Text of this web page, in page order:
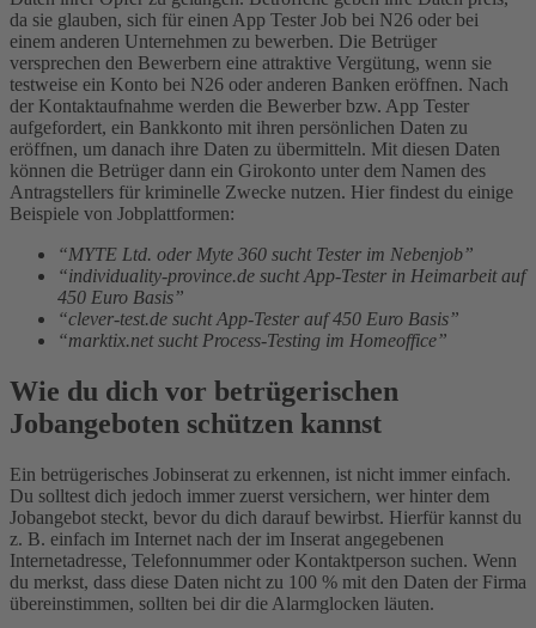
da sie glauben, sich für einen App Tester Job bei N26 oder bei
einem anderen Unternehmen zu bewerben. Die Betrüger
versprechen den Bewerbern eine attraktive Vergütung, wenn sie
testweise ein Konto bei N26 oder anderen Banken eröffnen. Nach
der Kontaktaufnahme werden die Bewerber bzw. App Tester
aufgefordert, ein Bankkonto mit ihren persönlichen Daten zu
eröffnen, um danach ihre Daten zu übermitteln. Mit diesen Daten
können die Betrüger dann ein Girokonto unter dem Namen des
Antragstellers für kriminelle Zwecke nutzen. Hier findest du einige
Beispiele von Jobplattformen:
“MYTE Ltd. oder Myte 360 sucht Tester im Nebenjob”
“individuality-province.de sucht App-Tester in Heimarbeit auf
450 Euro Basis”
“clever-test.de sucht App-Tester auf 450 Euro Basis”
“marktix.net sucht Process-Testing im Homeoffice”
Wie du dich vor betrügerischen
Jobangeboten schützen kannst
Ein betrügerisches Jobinserat zu erkennen, ist nicht immer einfach.
Du solltest dich jedoch immer zuerst versichern, wer hinter dem
Jobangebot steckt, bevor du dich darauf bewirbst. Hierfür kannst du
z. B. einfach im Internet nach der im Inserat angegebenen
Internetadresse, Telefonnummer oder Kontaktperson suchen. Wenn
du merkst, dass diese Daten nicht zu 100 % mit den Daten der Firma
übereinstimmen, sollten bei dir die Alarmglocken läuten.